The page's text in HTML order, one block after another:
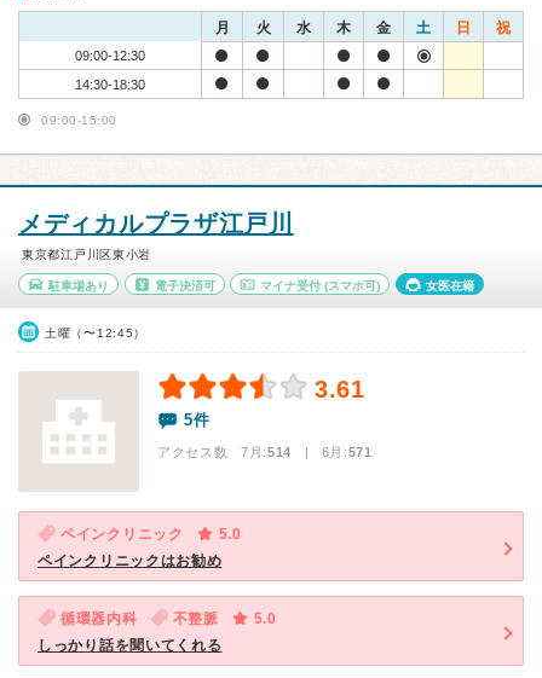
月 火 水 木 金 土 日 祝
09:00-12:30
14:30-18:30
09:00-15:00
メディカルプラザ江戸川
東京都江戸川区東小岩
駐車場あり 電子決済可 マイナ受付 (スマホ可) 女医在籍
土曜（〜12:45）
3.61
5件
アクセス数 7月:514 | 6月:571
ペインクリニック
5.0
ペインクリニックはお勧め
循環器内科 不整脈
5.0
しっかり話を聞いてくれる